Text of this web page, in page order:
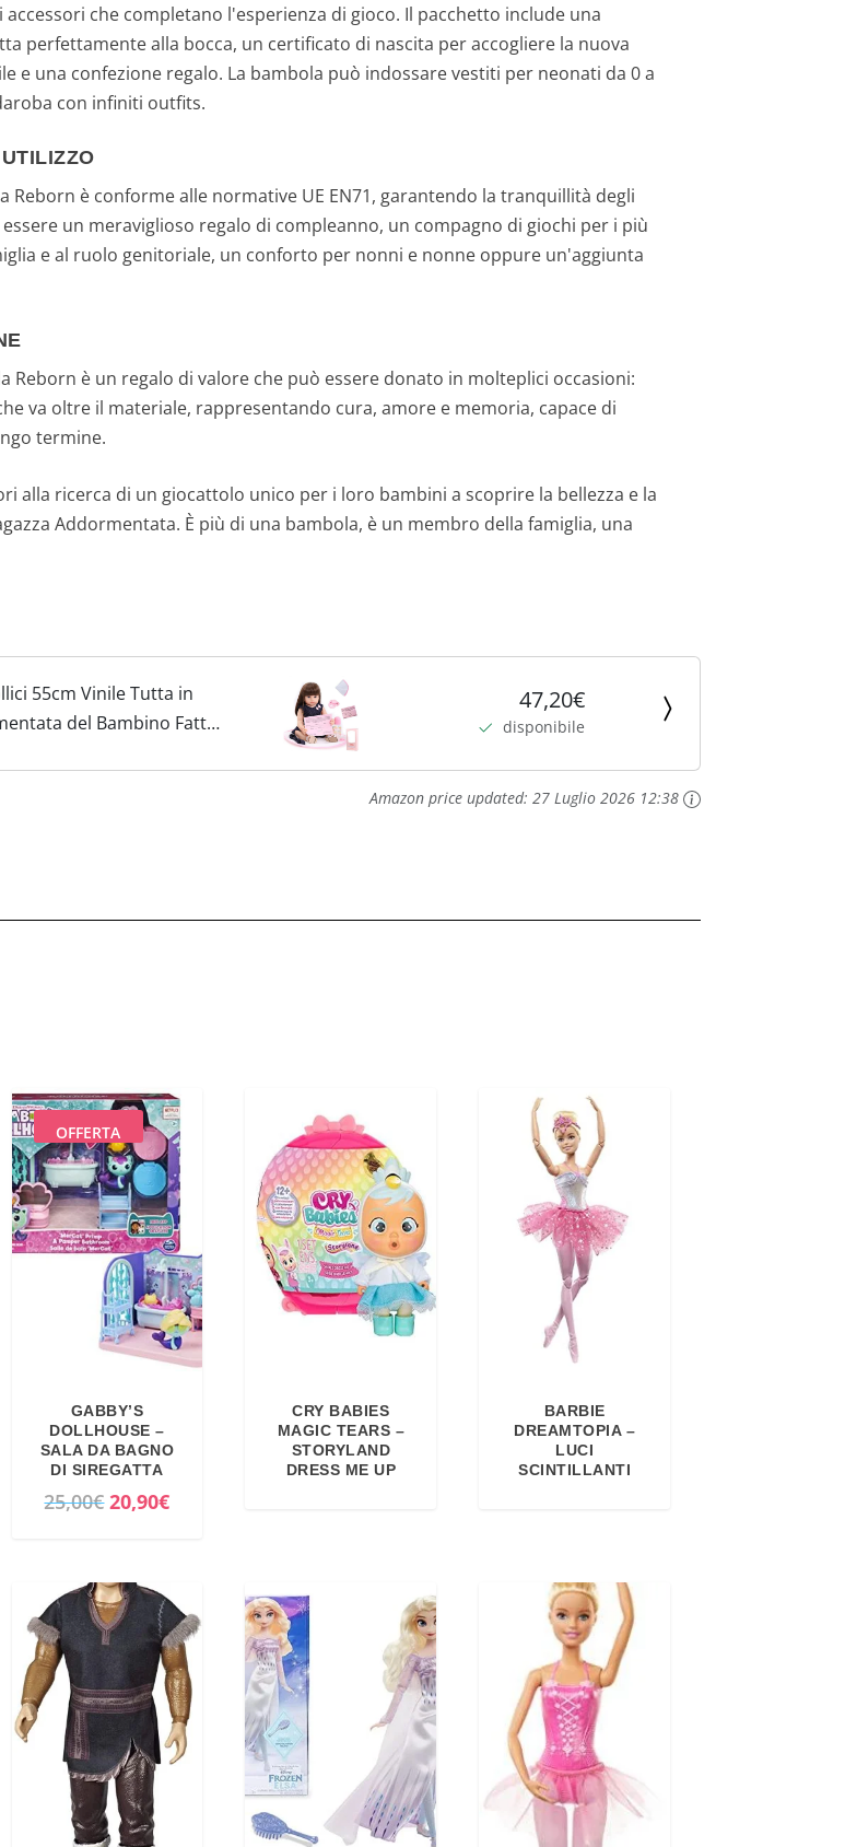
che completano l'esperienza di gioco. Il pacchetto include una
perfettamente alla bocca, un certificato di nascita per accogliere la nuova
e una confezione regalo. La bambola può indossare vestiti per neonati da 0 a
con infiniti outfits.
Reborn è conforme alle normative UE EN71, garantendo la tranquillità degli
un meraviglioso regalo di compleanno, un compagno di giochi per i più
e al ruolo genitoriale, un conforto per nonni e nonne oppure un'aggiunta
Reborn è un regalo di valore che può essere donato in molteplici occasioni:
va oltre il materiale, rappresentando cura, amore e memoria, capace di
termine.
alla ricerca di un giocattolo unico per i loro bambini a scoprire la bellezza e la
Addormentata. È più di una bambola, è un membro della famiglia, una
55cm Vinile Tutta in
del Bambino Fatto
47,20€
disponibile
Amazon price updated: 27 Luglio 2026 12:38
OFFERTA
GABBY’S
DOLLHOUSE –
SALA DA BAGNO
DI SIREGATTA
25,00€I
r
e
z
o
o
r
g
20,90€I
e
z
z
o
a
t
CRY BABIES
MAGIC TEARS –
STORYLAND
DRESS ME UP
BARBIE
DREAMTOPIA –
LUCI
SCINTILLANTI